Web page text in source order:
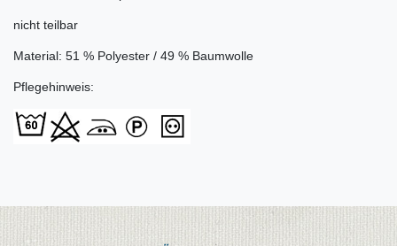
nicht teilbar
Material: 51 % Polyester / 49 % Baumwolle
Pflegehinweis: